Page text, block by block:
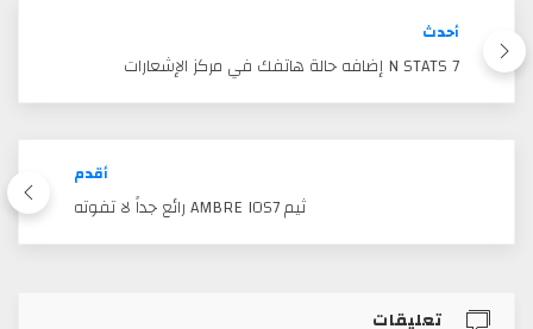
أحدث
N STATS 7 إضافه حالة هاتفك في مركز الإشعارات
أقدم
ثيم AMBRE IOS7 رائع جداً لا تفوته
تعليقات